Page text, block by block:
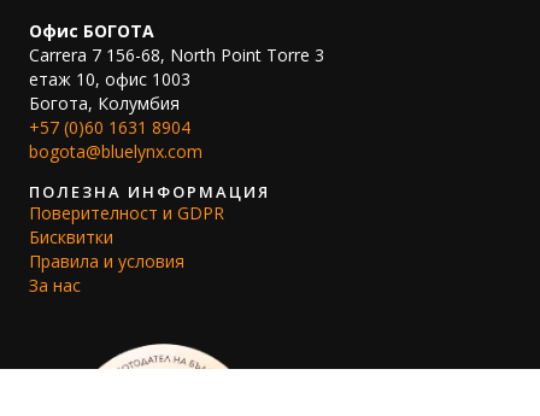
Офис БОГОТА
Carrera 7 156-68, North Point Torre 3
етаж 10, офис 1003
Богота, Колумбия
+57 (0)60 1631 8904
bogota@bluelynx.com
ПОЛЕЗНА ИНФОРМАЦИЯ
Поверителност и GDPR
Бисквитки
Правила и условия
За нас